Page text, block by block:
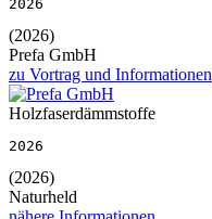
2026
(2026)
Prefa GmbH
zu Vortrag und Informationen
Holzfaserdämmstoffe
2026
(2026)
Naturheld